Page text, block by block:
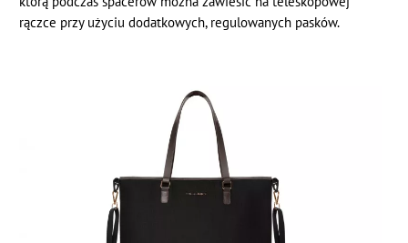
rączce przy użyciu dodatkowych, regulowanych pasków.